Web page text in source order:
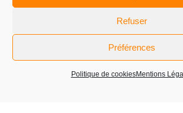
Refuser
Préférences
Politique de cookiesMentions
Sujet